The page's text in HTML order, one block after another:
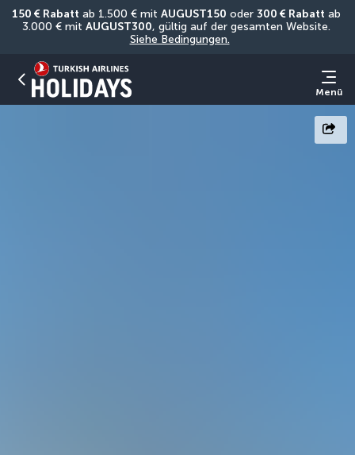
150 € Rabatt ab 1.500 € mit AUGUST150 oder 300 € Rabatt ab
3.000 € mit AUGUST300
Siehe Bedingungen.
Menü